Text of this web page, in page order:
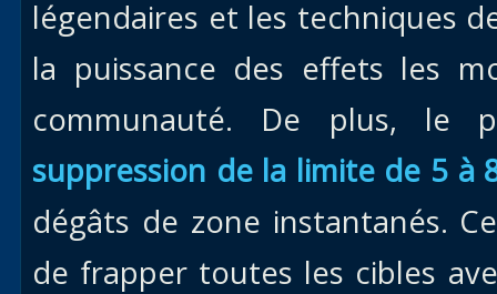
légendaires et les techniques
la puissance des effets les
communauté. De plus, le
suppression de la limite de 5 à
dégâts de zone instantanés.
de frapper toutes les cibles